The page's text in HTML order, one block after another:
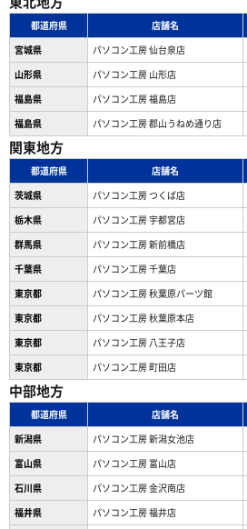
都道府県 店舗名
宮城県
パソコン工房 仙台泉店
山形県
パソコン工房 山形店
福島県
パソコン工房 福島店
福島県
パソコン工房 郡山うねめ通り店
関東地方
都道府県 店舗名
茨城県
パソコン工房 つくば店
栃木県
パソコン工房 宇都宮店
群馬県
パソコン工房 新前橋店
千葉県
パソコン工房 千葉店
東京都
パソコン工房 秋葉原パーツ館
東京都
パソコン工房 秋葉原本店
東京都
パソコン工房 八王子店
東京都
パソコン工房 町田店
中部地方
都道府県 店舗名
新潟県
パソコン工房 新潟女池店
富山県
パソコン工房 富山店
石川県
パソコン工房 金沢南店
福井県
パソコン工房 福井店